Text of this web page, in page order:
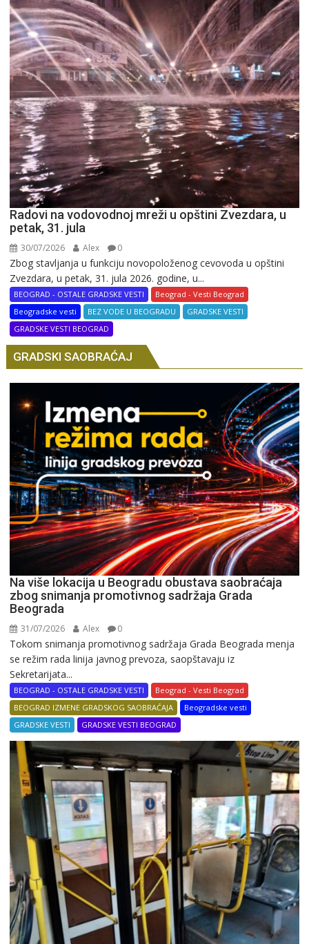
Radovi na vodovodnoj mreži u opštini Zvezdara, u
petak, 31. jula
30/07/2026 Alex 0
Zbog stavljanja u funkciju novopoloženog cevovoda u opštini
Zvezdara, u petak, 31. jula 2026. godine, u...
BEOGRAD - OSTALE GRADSKE VESTI
Beograd - Vesti Beograd
Beogradske vesti
BEZ VODE U BEOGRADU
GRADSKE VESTI
GRADSKE VESTI BEOGRAD
GRADSKI SAOBRAĆAJ
Na više lokacija u Beogradu obustava saobraćaja
zbog snimanja promotivnog sadržaja Grada
Beograda
31/07/2026 Alex 0
Tokom snimanja promotivnog sadržaja Grada Beograda menja
se režim rada linija javnog prevoza, saopštavaju iz
Sekretarijata...
BEOGRAD - OSTALE GRADSKE VESTI
Beograd - Vesti Beograd
BEOGRAD IZMENE GRADSKOG SAOBRAĆAJA
Beogradske vesti
GRADSKE VESTI
GRADSKE VESTI BEOGRAD